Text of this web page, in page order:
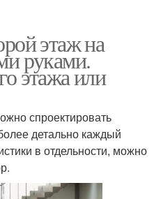
этаж на
руками.
этажа или
спроектировать
детально каждый
в отдельности, можно